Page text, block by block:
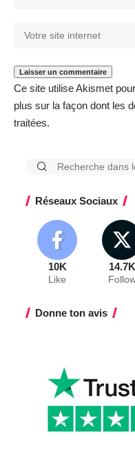
Ce site utilise Akismet
plus sur la façon dont les
traitées.
Réseaux Sociaux
10K
Like
14.7K
Donne ton avis